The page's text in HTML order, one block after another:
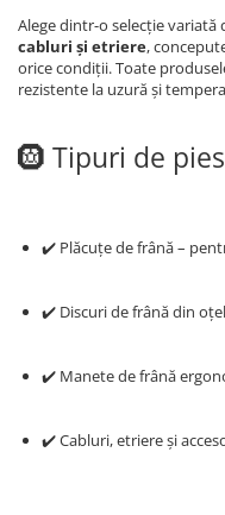
Alege dintr-o selecție variată
cabluri și etriere,
orice condiții. Toate
rezistente la uzură și
🛞 Tipuri de
✔️ Plăcuțe de frână –
✔️ Discuri de frână din
✔️ Manete de frână
✔️ Cabluri, etriere și